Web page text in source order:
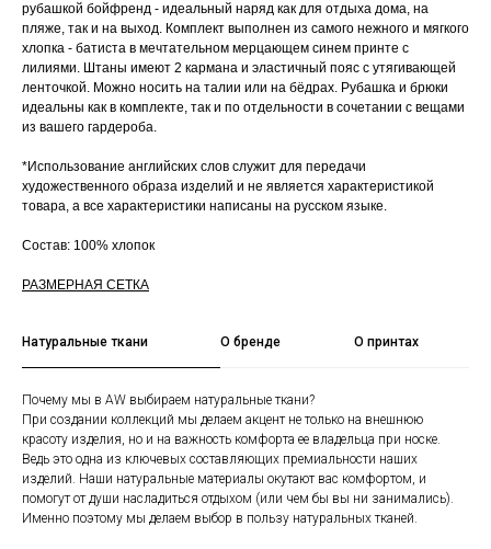
рубашкой бойфренд - идеальный наряд как для отдыха дома, на
пляже, так и на выход. Комплект выполнен из самого нежного и мягкого
хлопка - батиста в мечтательном мерцающем синем принте с
лилиями. Штаны имеют 2 кармана и эластичный пояс с утягивающей
ленточкой. Можно носить на талии или на бёдрах. Рубашка и брюки
идеальны как в комплекте, так и по отдельности в сочетании с вещами
из вашего гардероба.
*Использование английских слов служит для передачи
художественного образа изделий и не является характеристикой
товара, а все характеристики написаны на русском языке.
Состав: 100% хлопок
РАЗМЕРНАЯ СЕТКА
Натуральные ткани О бренде О принтах
Почему мы в AW выбираем натуральные ткани?
При создании коллекций мы делаем акцент не только на внешнюю
красоту изделия, но и на важность комфорта ее владельца при носке.
Ведь это одна из ключевых составляющих премиальности наших
изделий. Наши натуральные материалы окутают вас комфортом, и
помогут от души насладиться отдыхом (или чем бы вы ни занимались).
Именно поэтому мы делаем выбор в пользу натуральных тканей.